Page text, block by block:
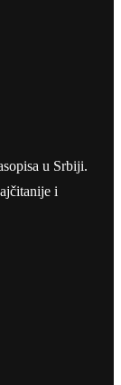
u Srbiji.
i